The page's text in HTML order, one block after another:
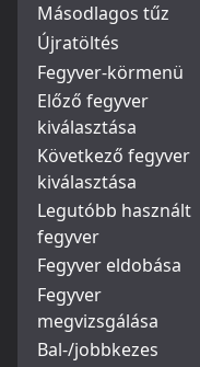
Másodlagos tűz
Újratöltés
Fegyver-körmenü
Előző fegyver
kiválasztása
Következő fegyver
kiválasztása
Legutóbb használt
fegyver
Fegyver eldobása
Fegyver
megvizsgálása
Bal-/jobbkezes